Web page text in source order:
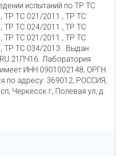
испытаний по ТР ТС
ТР ТС 021/2011 , ТР ТС
ТР ТС 024/2011 , ТР ТС
ТР ТС 021/2011 , ТР ТС
ТР ТС 034/2013 . Выдан
Лаборатория
ИНН 0901002148, ОРГН
по адресу: 369012, РОССИЯ,
Черкесск г, Полевая ул, д.